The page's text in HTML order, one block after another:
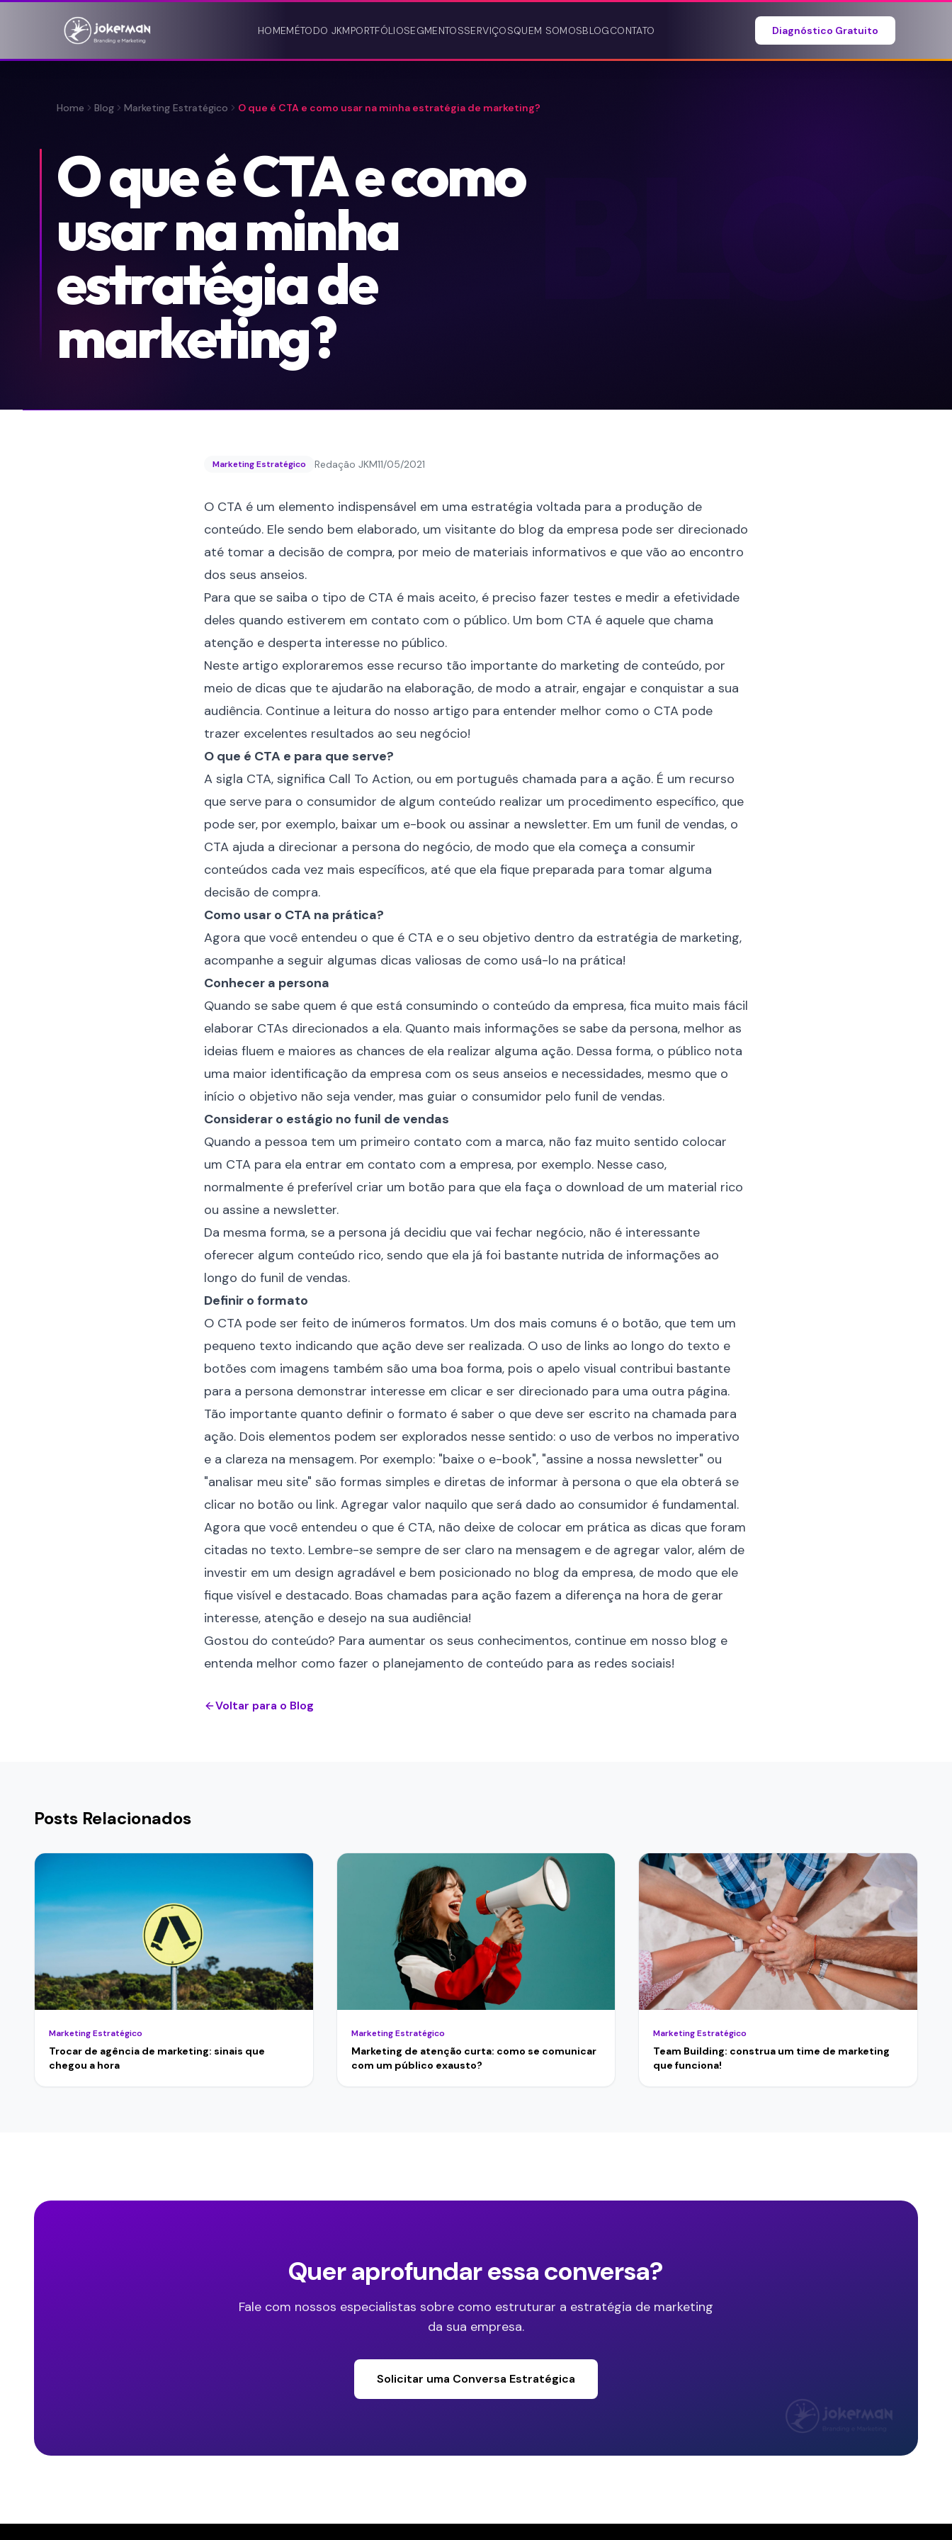
HOMEMÉTODO JKMPORTFÓLIOSEGMENTOSSERVIÇOSQUEM SOMOSBLOGCONTATO Diagnóstico Gratuito
Home Blog Marketing Estratégico O que é CTA e como usar na minha estratégia de marketing?
O que é CTA e como
usar na minha
estratégia de
marketing?
Marketing Estratégico Redação JKM11/05/2021
O CTA é um elemento indispensável em uma estratégia voltada para a produção de
conteúdo. Ele sendo bem elaborado, um visitante do blog da empresa pode ser direcionado
até tomar a decisão de compra, por meio de materiais informativos e que vão ao encontro
dos seus anseios.
Para que se saiba o tipo de CTA é mais aceito, é preciso fazer testes e medir a efetividade
deles quando estiverem em contato com o público. Um bom CTA é aquele que chama
atenção e desperta interesse no público.
Neste artigo exploraremos esse recurso tão importante do marketing de conteúdo, por
meio de dicas que te ajudarão na elaboração, de modo a atrair, engajar e conquistar a sua
audiência. Continue a leitura do nosso artigo para entender melhor como o CTA pode
trazer excelentes resultados ao seu negócio!
O que é CTA e para que serve?
A sigla CTA, significa Call To Action, ou em português chamada para a ação. É um recurso
que serve para o consumidor de algum conteúdo realizar um procedimento específico, que
pode ser, por exemplo, baixar um e-book ou assinar a newsletter. Em um funil de vendas, o
CTA ajuda a direcionar a persona do negócio, de modo que ela começa a consumir
conteúdos cada vez mais específicos, até que ela fique preparada para tomar alguma
decisão de compra.
Como usar o CTA na prática?
Agora que você entendeu o que é CTA e o seu objetivo dentro da estratégia de marketing,
acompanhe a seguir algumas dicas valiosas de como usá-lo na prática!
Conhecer a persona
Quando se sabe quem é que está consumindo o conteúdo da empresa, fica muito mais fácil
elaborar CTAs direcionados a ela. Quanto mais informações se sabe da persona, melhor as
ideias fluem e maiores as chances de ela realizar alguma ação. Dessa forma, o público nota
uma maior identificação da empresa com os seus anseios e necessidades, mesmo que o
início o objetivo não seja vender, mas guiar o consumidor pelo funil de vendas.
Considerar o estágio no funil de vendas
Quando a pessoa tem um primeiro contato com a marca, não faz muito sentido colocar
um CTA para ela entrar em contato com a empresa, por exemplo. Nesse caso,
normalmente é preferível criar um botão para que ela faça o download de um material rico
ou assine a newsletter.
Da mesma forma, se a persona já decidiu que vai fechar negócio, não é interessante
oferecer algum conteúdo rico, sendo que ela já foi bastante nutrida de informações ao
longo do funil de vendas.
Definir o formato
O CTA pode ser feito de inúmeros formatos. Um dos mais comuns é o botão, que tem um
pequeno texto indicando que ação deve ser realizada. O uso de links ao longo do texto e
botões com imagens também são uma boa forma, pois o apelo visual contribui bastante
para a persona demonstrar interesse em clicar e ser direcionado para uma outra página.
Tão importante quanto definir o formato é saber o que deve ser escrito na chamada para
ação. Dois elementos podem ser explorados nesse sentido: o uso de verbos no imperativo
e a clareza na mensagem. Por exemplo: "baixe o e-book", "assine a nossa newsletter" ou
"analisar meu site" são formas simples e diretas de informar à persona o que ela obterá se
clicar no botão ou link. Agregar valor naquilo que será dado ao consumidor é fundamental.
Agora que você entendeu o que é CTA, não deixe de colocar em prática as dicas que foram
citadas no texto. Lembre-se sempre de ser claro na mensagem e de agregar valor, além de
investir em um design agradável e bem posicionado no blog da empresa, de modo que ele
fique visível e destacado. Boas chamadas para ação fazem a diferença na hora de gerar
interesse, atenção e desejo na sua audiência!
Gostou do conteúdo? Para aumentar os seus conhecimentos, continue em nosso blog e
entenda melhor como fazer o planejamento de conteúdo para as redes sociais!
Voltar para o Blog
Posts Relacionados
Marketing Estratégico
Trocar de agência de marketing: sinais que
chegou a hora
Marketing Estratégico
Marketing de atenção curta: como se comunicar
com um público exausto?
Marketing Estratégico
Team Building: construa um time de marketing
que funciona!
Quer aprofundar essa conversa?
Fale com nossos especialistas sobre como estruturar a estratégia de marketing
da sua empresa.
Solicitar uma Conversa Estratégica